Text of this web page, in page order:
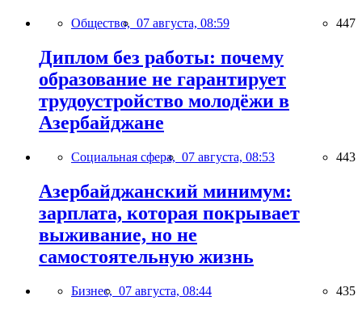
Общество, 07 августа, 08:59 447
Диплом без работы: почему
образование не гарантирует
трудоустройство молодёжи в
Азербайджане
Социальная сфера, 07 августа, 08:53 443
Азербайджанский минимум:
зарплата, которая покрывает
выживание, но не
самостоятельную жизнь
Бизнес, 07 августа, 08:44 435